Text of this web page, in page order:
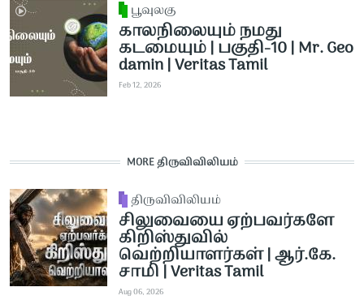
பூவுலகு
காலநிலையும் நமது
கடமையும் | பகுதி-10 | Mr. Geo
damin | Veritas Tamil
Feb 12, 2026
MORE திருவிவிலியம்
திருவிவிலியம்
சிலுவையை ஏற்பவர்களே
கிறிஸ்துவில்
வெற்றியாளர்கள் | ஆர்.கே.
சாமி | Veritas Tamil
Aug 06, 2026